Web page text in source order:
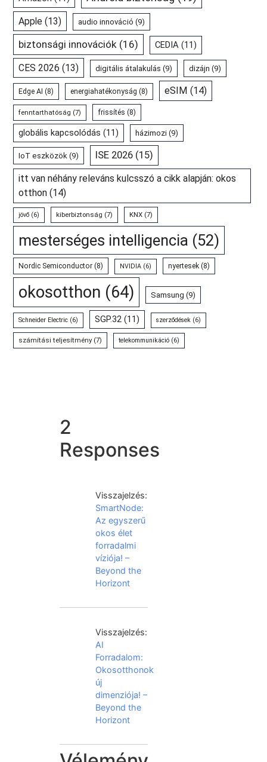
Apple (13) audio innováció (9)
biztonsági innovációk (16) CEDIA (11)
CES 2026 (13) digitális átalakulás (9) dizájn (9)
Edge AI (8) energiahatékonyság (8) eSIM (14)
fenntarthatóság (7) frissítés (8)
globális kapcsolódás (11) házimozi (9)
IoT eszközök (9) ISE 2026 (15)
itt van néhány releváns kulcsszó a cikk alapján: okos
otthon (14)
jövő (6) kiberbiztonság (7) KNX (7)
mesterséges intelligencia (52)
Nordic Semiconductor (8) NVIDIA (6) nyertesek (8)
okosotthon (64) Samsung (9)
Schneider Electric (6) SGP.32 (11) szerződések (6)
számítási teljesítmény(7) telekommunikáció (6)
2
Responses
Visszajelzés:
SmartNode:
Az egyszerű
okos élet
forradalmi
víziója! –
Beyond the
Horizont
Visszajelzés:
AI
Forradalom:
Okosotthonok
új
dimenziója! –
Beyond the
Horizont